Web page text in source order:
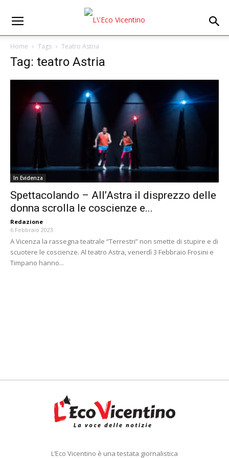
Home Tags Teatro Astria
Tag: teatro Astria
In Evidenza
Spettacolando – All’Astra il disprezzo delle
donna scrolla le coscienze e...
Redazione -
6 Febbraio 2023
A Vicenza la rassegna teatrale “Terrestri” non smette di stupire e di
scuotere le coscienze. Al teatro Astra, venerdì 3 Febbraio Frosini e
Timpano hanno...
L’Eco Vicentino è una testata giornalistica